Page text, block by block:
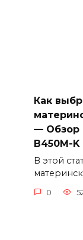
Как
— Обзор
B450M-
В этой
0